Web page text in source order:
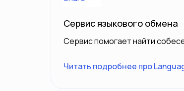
Сервис языкового обмена
Сервис помогает найти
Читать подробнее про